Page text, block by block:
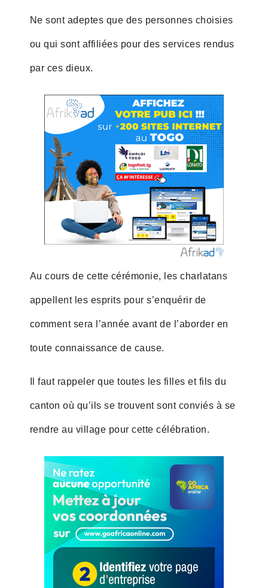
Ne sont adeptes que des personnes choisies
ou qui sont affiliées pour des services rendus
par ces dieux.
Au cours de cette cérémonie, les charlatans
appellent les esprits pour s’enquérir de
comment sera l’année avant de l’aborder en
toute connaissance de cause.
Il faut rappeler que toutes les filles et fils du
canton où qu’ils se trouvent sont conviés à se
rendre au village pour cette célébration.